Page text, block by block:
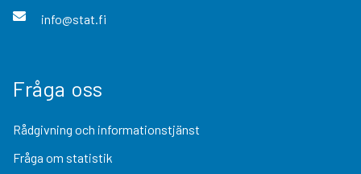
info@stat.fi
Fråga oss
Rådgivning och informationstjänst
Fråga om statistik